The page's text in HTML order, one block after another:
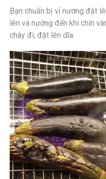
Bạn chuẩn bị vỉ nướng đặt
lên và nướng đến khi chín
cháy đi, đặt lên dĩa.